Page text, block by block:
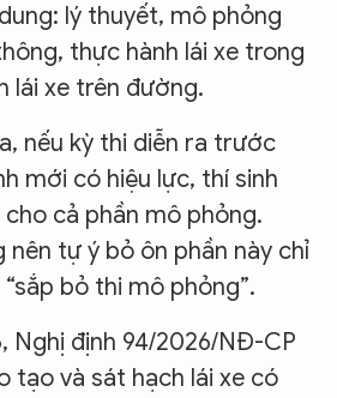
lý thuyết, mô phỏng
thực hành lái xe trong
lái xe trên đường.
nếu kỳ thi diễn ra trước
mới có hiệu lực, thí sinh
cả phần mô phỏng.
nên tự ý bỏ ôn phần này chỉ
bỏ thi mô phỏng”.
Nghị định 94/2026/NĐ-CP
tạo và sát hạch lái xe có